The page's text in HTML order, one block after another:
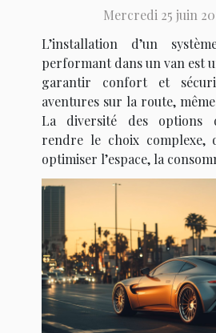
Mercredi 25 juin
L’installation d’un
performant dans un van est
garantir confort et
aventures sur la route,
La diversité des options
rendre le choix complexe,
optimiser l’espace, la